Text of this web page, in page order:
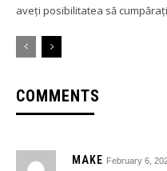
aveți posibilitatea să
COMMENTS
MAKE February 6,